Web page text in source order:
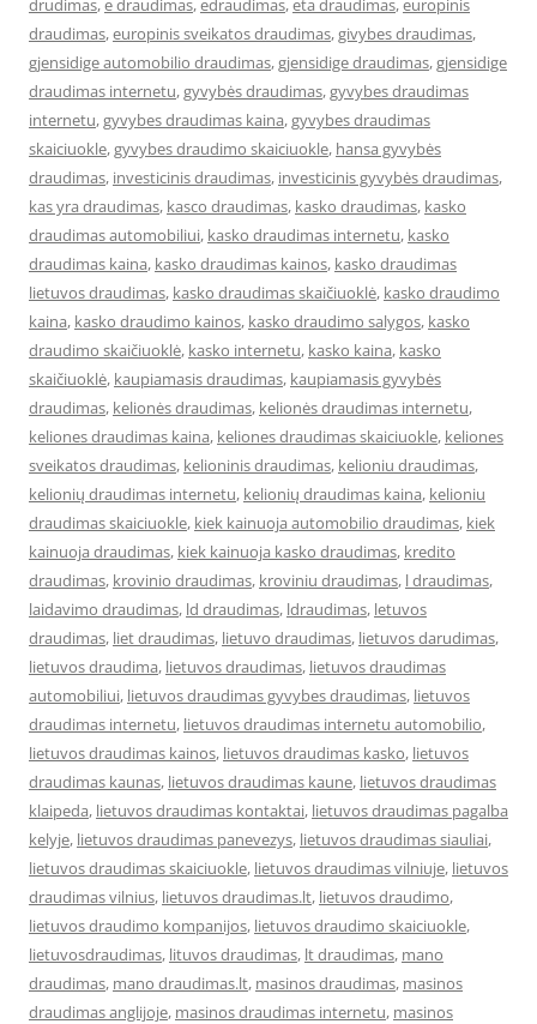
drudimas,e draudimas,edraudimas,eta draudimas,europinis
draudimas,europinis sveikatos draudimas,givybes draudimas,
gjensidige automobilio draudimas,gjensidige draudimas,gjensidige
draudimas internetu,gyvybės draudimas,gyvybes draudimas
internetu,gyvybes draudimas kaina,gyvybes draudimas
skaiciuokle,gyvybes draudimo skaiciuokle, hansa gyvybės
draudimas, investicinis draudimas, investicinis gyvybės draudimas,
kas yra draudimas, kasco draudimas, kasko draudimas, kasko
draudimas automobiliui, kasko draudimas internetu, kasko
draudimas kaina, kasko draudimas kainos, kasko draudimas
lietuvos draudimas, kasko draudimas skaičiuoklė, kasko draudimo
kaina, kasko draudimo kainos, kasko draudimo salygos, kasko
draudimo skaičiuoklė, kasko internetu, kasko kaina, kasko
skaičiuoklė, kaupiamasis draudimas, kaupiamasis gyvybės
draudimas, kelionės draudimas, kelionės draudimas internetu,
keliones draudimas kaina, keliones draudimas skaiciuokle, keliones
sveikatos draudimas, kelioninis draudimas, kelioniu draudimas,
kelionių draudimas internetu, kelionių draudimas kaina, kelioniu
draudimas skaiciuokle, kiek kainuoja automobilio draudimas, kiek
kainuoja draudimas, kiek kainuoja kasko draudimas, kredito
draudimas, krovinio draudimas, kroviniu draudimas, l draudimas,
laidavimo draudimas, ld draudimas, ldraudimas, letuvos
draudimas, liet draudimas, lietuvo draudimas, lietuvos darudimas,
lietuvos draudima, lietuvos draudimas, lietuvos draudimas
automobiliui, lietuvos draudimas gyvybes draudimas, lietuvos
draudimas internetu, lietuvos draudimas internetu automobilio,
lietuvos draudimas kainos, lietuvos draudimas kasko, lietuvos
draudimas kaunas, lietuvos draudimas kaune, lietuvos draudimas
klaipeda, lietuvos draudimas kontaktai, lietuvos draudimas pagalba
kelyje, lietuvos draudimas panevezys, lietuvos draudimas siauliai,
lietuvos draudimas skaiciuokle, lietuvos draudimas vilniuje, lietuvos
draudimas vilnius, lietuvos draudimas.lt, lietuvos draudimo,
lietuvos draudimo kompanijos, lietuvos draudimo skaiciuokle,
lietuvosdraudimas, lituvos draudimas, lt draudimas, mano
draudimas, mano draudimas.lt, masinos draudimas, masinos
draudimas anglijoje, masinos draudimas internetu, masinos